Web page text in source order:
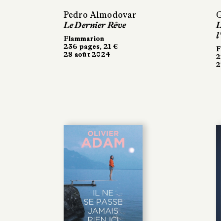
Pedro Almodovar
Le Dernier Rêve
Flammarion
236 pages, 21 €
28 août 2024